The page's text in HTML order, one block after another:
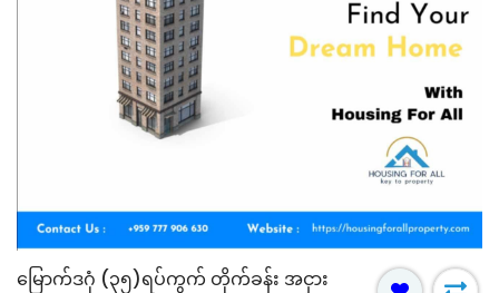
မြောက်ဒဂုံ (၃၅)ရပ်ကွက် တိုက်ခန်း အငှား